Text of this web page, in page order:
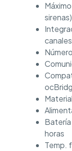
sirenas)
Batería
horas
Temp.